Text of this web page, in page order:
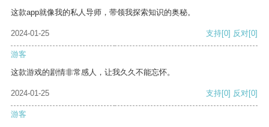
这款app就像我的私人导师，带领我探索知识的奥秘。
2024-01-25 支持[0] 反对[0]
游客
这款游戏的剧情非常感人，让我久久不能忘怀。
2024-01-25 支持[0] 反对[0]
游客